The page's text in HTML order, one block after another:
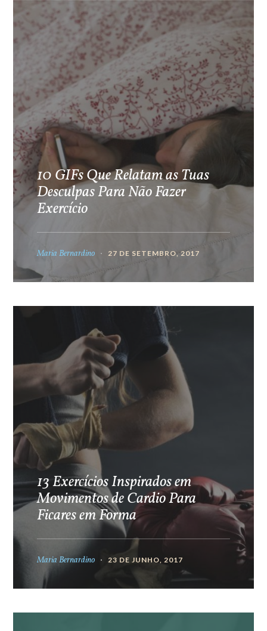
10 GIFs Que Relatam as Tuas
Desculpas Para Não Fazer
Exercício
Maria Bernardino 27 DE SETEMBRO, 2017
13 Exercícios Inspirados em
Movimentos de Cardio Para
Ficares em Forma
Maria Bernardino 23 DE JUNHO, 2017